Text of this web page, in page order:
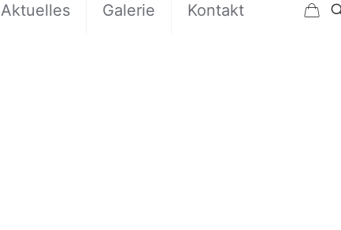
Aktuelles Galerie Kontakt